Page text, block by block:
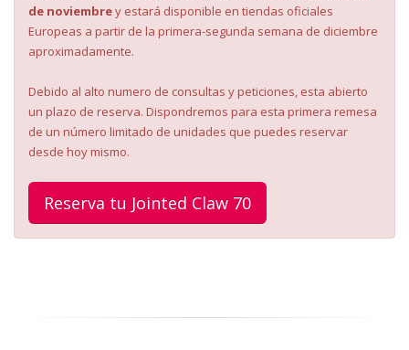
de noviembrey estará disponible en tiendas oficiales
Europeas a partir de la primera-segunda semana de diciembre
aproximadamente.
Debido al alto numero de consultas y peticiones, esta abierto
un plazo de reserva. Dispondremos para esta primera remesa
de un número limitado de unidades que puedes reservar
desde hoy mismo.
Reserva tu Jointed Claw 70